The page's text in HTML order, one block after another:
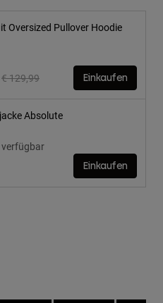
Oversized Pullover Hoodie
Price reduced from
€ 129,99to Einkaufen
Absolute
Einkaufen